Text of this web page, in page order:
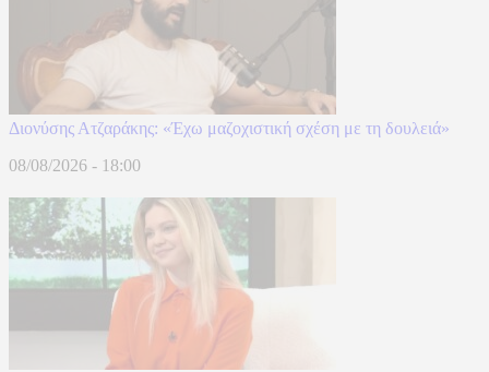
Διονύσης Ατζαράκης: «Έχω μαζοχιστική σχέση με τη δουλειά»
08/08/2026 - 18:00